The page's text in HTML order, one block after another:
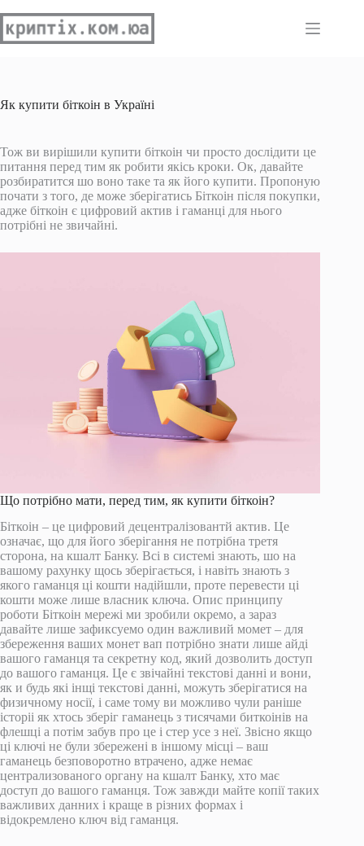
до
вмісту
Як купити біткоін в Україні
Тож ви вирішили купити біткоін чи просто дослідити це
питання перед тим як робити якісь кроки. Ок, давайте
розбиратится шо воно таке та як його купити. Пропоную
почати з того, де може зберігатись Біткоін після покупки,
адже біткоін є цифровий актив і гаманці для нього
потрібні не звичайні.
Що потрібно мати, перед тим, як купити біткоін?
Біткоін – це цифровий децентралізовантй актив. Це
означає, що для його зберігання не потрібна третя
сторона, на кшалт Банку. Всі в системі знають, шо на
вашому рахунку щось зберігається, і навіть знають з
якого гаманця ці кошти надійшли, проте перевести ці
кошти може лише власник ключа. Опис принципу
роботи Біткоін мережі ми зробили окремо, а зараз
давайте лише зафиксуемо один важливий момет – для
збереження ваших монет вап потрібно знати лише айді
вашого гаманця та секретну код, який дозволить доступ
до вашого гаманця. Це є звічайні текстові данні и вони,
як и будь які інщі текстові данні, можуть зберігатися на
физичному носії, і саме тому ви можливо чули раніше
історіі як хтось зберіг гаманець з тисячами биткоінів на
флешці а потім забув про це і стер усе з неї. Звісно якщо
ці ключі не були збережені в іншому місці – ваш
гаманець безповоротно втрачено, адже немає
централизованого органу на кшалт Банку, хто має
доступ до вашого гаманця. Тож завжди майте копії таких
важливих данних і краще в різних формах і
відокремлено ключ від гаманця.